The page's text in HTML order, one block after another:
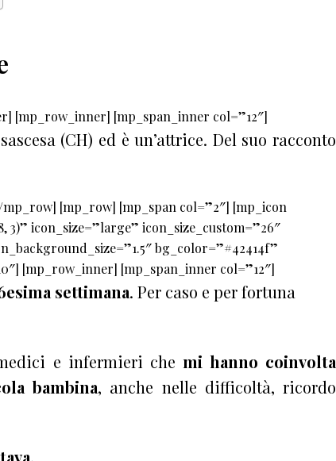
[mp_row_inner] [mp_span_inner col=”12″]
(CH) ed è un’attrice. Del suo racconto
[mp_row] [mp_span col=”2″] [mp_icon
icon_size=”large” icon_size_custom=”26″
bg_color=”#42414f”
[mp_row_inner] [mp_span_inner col=”12″]
settimana. Per caso e per fortuna
e infermieri che mi hanno coinvolta
bambina, anche nelle difficoltà, ricordo